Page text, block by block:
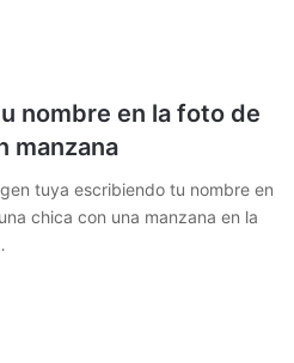
nombre en la foto de
manzana
tuya escribiendo tu nombre en
chica con una manzana en la